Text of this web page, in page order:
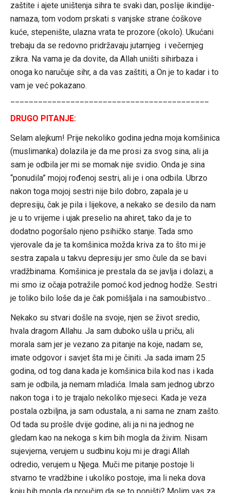
zaštite i ajete uništenja sihra te svaki dan, poslije ikindije-
namaza, tom vodom prskati s vanjske strane ćoškove
kuće, stepenište, ulazna vrata te prozore (okolo). Ukućani
trebaju da se redovno pridržavaju jutarnjeg i večernjeg
zikra. Na vama je da dovite, da Allah uništi sihirbaza i
onoga ko naručuje sihr, a da vas zaštiti, a On je to kadar i to
vam je već pokazano.
DRUGO PITANJE:
Selam alejkum! Prije nekoliko godina jedna moja komšinica
(muslimanka) dolazila je da me prosi za svog sina, ali ja
sam je odbila jer mi se momak nije svidio. Onda je sina
“ponudila” mojoj rođenoj sestri, ali je i ona odbila. Ubrzo
nakon toga mojoj sestri nije bilo dobro, zapala je u
depresiju, čak je pila i lijekove, a nekako se desilo da nam
je u to vrijeme i ujak preselio na ahiret, tako da je to
dodatno pogoršalo njeno psihičko stanje. Tada smo
vjerovale da je ta komšinica možda kriva za to što mi je
sestra zapala u takvu depresiju jer smo čule da se bavi
vradžbinama. Komšinica je prestala da se javlja i dolazi, a
mi smo iz očaja potražile pomoć kod jednog hodže. Sestri
je toliko bilo loše da je čak pomišljala i na samoubistvo…
Nekako su stvari došle na svoje, njen se život sredio,
hvala dragom Allahu. Ja sam duboko ušla u priču, ali
morala sam jer je vezano za pitanje na koje, nadam se,
imate odgovor i savjet šta mi je činiti. Ja sada imam 25
godina, od tog dana kada je komšinica bila kod nas i kada
sam je odbila, ja nemam mladića. Imala sam jednog ubrzo
nakon toga i to je trajalo nekoliko mjeseci. Kada je veza
postala ozbiljna, ja sam odustala, a ni sama ne znam zašto.
Od tada su prošle dvije godine, ali ja ni na jednog ne
gledam kao na nekoga s kim bih mogla da živim. Nisam
sujevjerna, verujem u sudbinu koju mi je dragi Allah
odredio, verujem u Njega. Muči me pitanje postoje li
stvarno te vradžbine i ukoliko postoje, ima li neka dova